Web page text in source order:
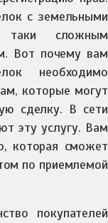
с земельными
таки сложным
Вот почему вам
необходимо
которые могут
сделку. В сети
эту услугу. Вам
которая сможет
по приемлемой
покупателей